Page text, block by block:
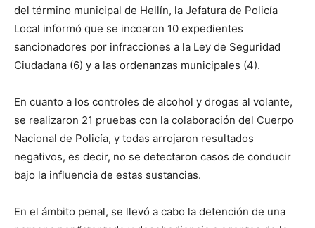
del término municipal de Hellín, la Jefatura de Policía
Local informó que se incoaron 10 expedientes
sancionadores por infracciones a la Ley de Seguridad
Ciudadana (6) y a las ordenanzas municipales (4).
En cuanto a los controles de alcohol y drogas al volante,
se realizaron 21 pruebas con la colaboración del Cuerpo
Nacional de Policía, y todas arrojaron resultados
negativos, es decir, no se detectaron casos de conducir
bajo la influencia de estas sustancias.
En el ámbito penal, se llevó a cabo la detención de una